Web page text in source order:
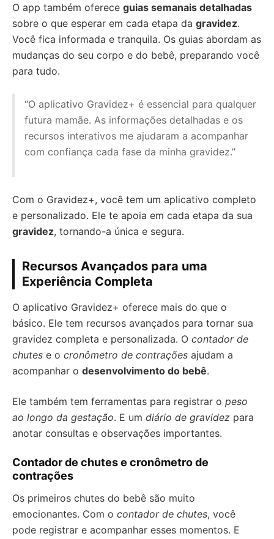
O app também oferece guias semanais detalhadas
sobre o que esperar em cada etapa da gravidez.
Você fica informada e tranquila. Os guias abordam as
mudanças do seu corpo e do bebê, preparando você
para tudo.
“O aplicativo Gravidez+ é essencial para qualquer
futura mamãe. As informações detalhadas e os
recursos interativos me ajudaram a acompanhar
com confiança cada fase da minha gravidez.”
Com o Gravidez+, você tem um aplicativo completo
e personalizado. Ele te apoia em cada etapa da sua
gravidez, tornando-a única e segura.
Recursos Avançados para uma
Experiência Completa
O aplicativo Gravidez+ oferece mais do que o
básico. Ele tem recursos avançados para tornar sua
gravidez completa e personalizada. O contador de
chutes e o cronômetro de contrações ajudam a
acompanhar o desenvolvimento do bebê.
Ele também tem ferramentas para registrar o peso
ao longo da gestação. E um diário de gravidez para
anotar consultas e observações importantes.
Contador de chutes e cronômetro de
contrações
Os primeiros chutes do bebê são muito
emocionantes. Com o contador de chutes, você
pode registrar e acompanhar esses momentos. E